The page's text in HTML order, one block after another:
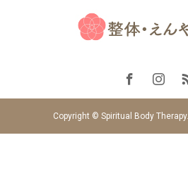
Copyright © Spiritual Body